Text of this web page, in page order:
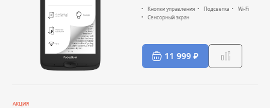
Кнопки управления Подсветка
Wi-Fi
Сенсорный экран
11 999 ₽
АКЦИЯ